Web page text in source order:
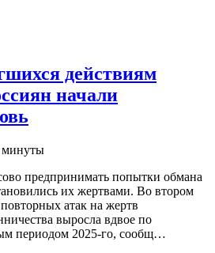
действиям
начали
минуты
предпринимать попытки обмана
их жертвами. Во втором
атак на жертв
выросла вдвое по
периодом 2025-го, сообщ…